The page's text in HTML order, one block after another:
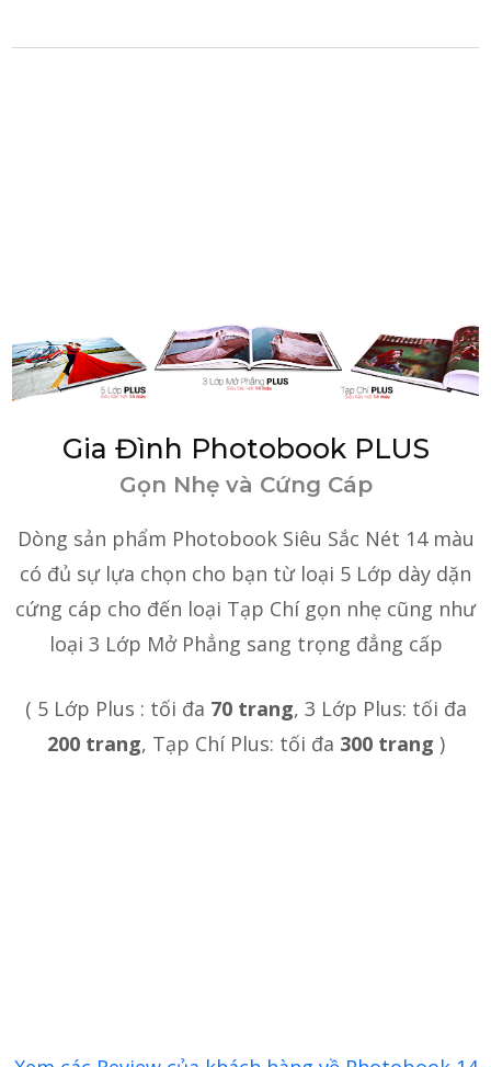
Gia Đình Photobook PLUS
Gọn Nhẹ và Cứng Cáp
Dòng sản phẩm Photobook Siêu Sắc Nét 14 màu
có đủ sự lựa chọn cho bạn từ loại 5 Lớp dày dặn
cứng cáp cho đến loại Tạp Chí gọn nhẹ cũng như
loại 3 Lớp Mở Phẳng sang trọng đẳng cấp
( 5 Lớp Plus : tối đa 70 trang, 3 Lớp Plus: tối đa
200 trang, Tạp Chí Plus: tối đa 300 trang )